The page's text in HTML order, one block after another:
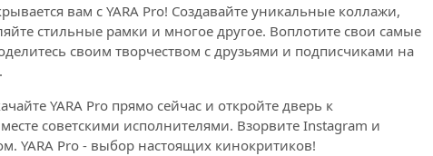
вам с YARA Pro! Создавайте уникальные коллажи,
стильные рамки и многое другое. Воплотите свои самые
своим творчеством с друзьями и подписчиками на
YARA Pro прямо сейчас и откройте дверь к
советскими исполнителями. Взорвите Instagram и
YARA Pro - выбор настоящих кинокритиков!